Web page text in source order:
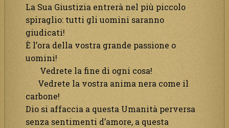
La Sua Giustizia entrerà nel più piccolo
spiraglio: tutti gli uomini saranno
giudicati!
È l’ora della vostra grande passione o
uomini!
Vedrete la fine di ogni cosa!
Vedrete la vostra anima nera come il
carbone!
Dio si affaccia a questa Umanità perversa
senza sentimenti d’amore, a questa